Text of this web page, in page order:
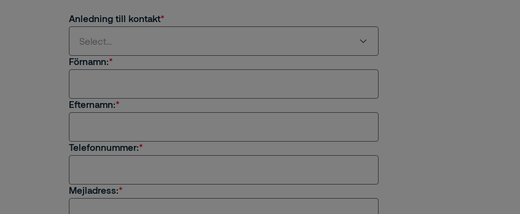
Anledning till kontakt
Select...
Jag är intresserad av en tjänst eller säkerhetslösning från Securitas
Övrigt
Förnamn:
Efternamn:
Telefonnummer:
Mejladress: